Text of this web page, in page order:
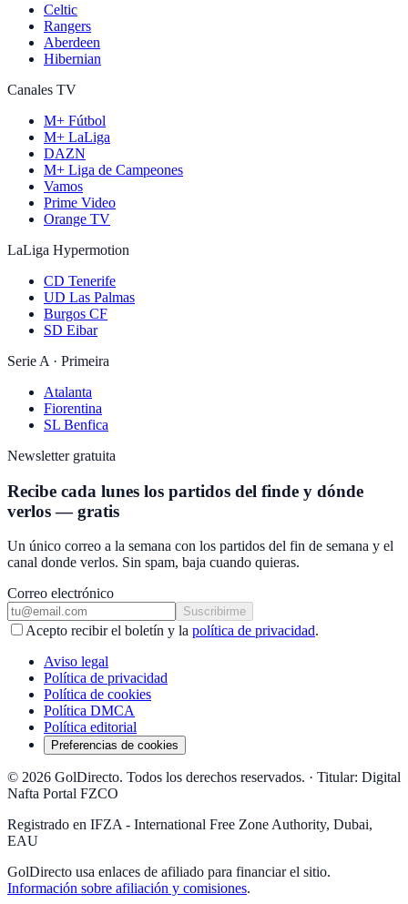
Celtic
Rangers
Aberdeen
Hibernian
Canales TV
M+ Fútbol
M+ LaLiga
DAZN
M+ Liga de Campeones
Vamos
Prime Video
Orange TV
LaLiga Hypermotion
CD Tenerife
UD Las Palmas
Burgos CF
SD Eibar
Serie A · Primeira
Atalanta
Fiorentina
SL Benfica
Newsletter gratuita
Recibe cada lunes los partidos del finde y dónde
verlos — gratis
Un único correo a la semana con los partidos del fin de semana y el
canal donde verlos. Sin spam, baja cuando quieras.
Correo electrónico
Suscribirme
Acepto recibir el boletín y la política de privacidad.
Aviso legal
Política de privacidad
Política de cookies
Política DMCA
Política editorial
Preferencias de cookies
© 2026 GolDirecto. Todos los derechos reservados. · Titular: Digital
Nafta Portal FZCO
Registrado en IFZA - International Free Zone Authority, Dubai,
EAU
GolDirecto usa enlaces de afiliado para financiar el sitio.
Información sobre afiliación y comisiones.